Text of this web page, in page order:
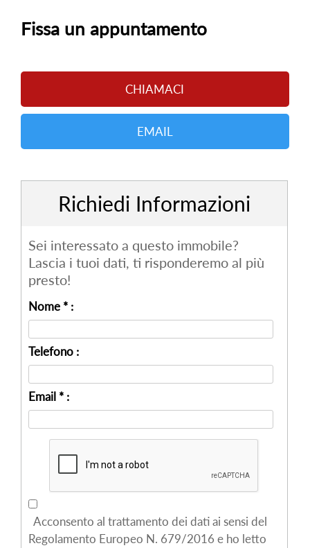
Fissa un appuntamento
CHIAMACI
EMAIL
Richiedi Informazioni
Sei interessato a questo immobile?
Lascia i tuoi dati, ti risponderemo al più
presto!
Nome * :
Telefono :
Email * :
Acconsento al trattamento dei dati ai sensi del
Regolamento Europeo N. 679/2016 e ho letto